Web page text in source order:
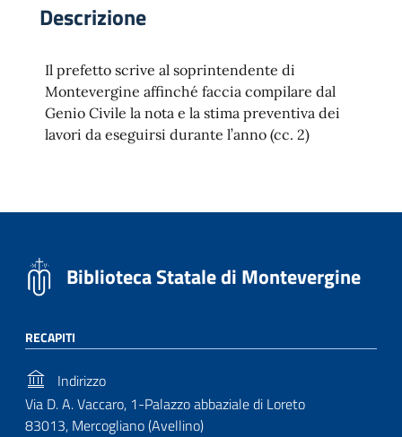
Descrizione
Il prefetto scrive al soprintendente di
Montevergine affinché faccia compilare dal
Genio Civile la nota e la stima preventiva dei
lavori da eseguirsi durante l’anno (cc. 2)
Biblioteca Statale di Montevergine
RECAPITI
Indirizzo
Via D. A. Vaccaro, 1-Palazzo abbaziale di Loreto
83013, Mercogliano (Avellino)